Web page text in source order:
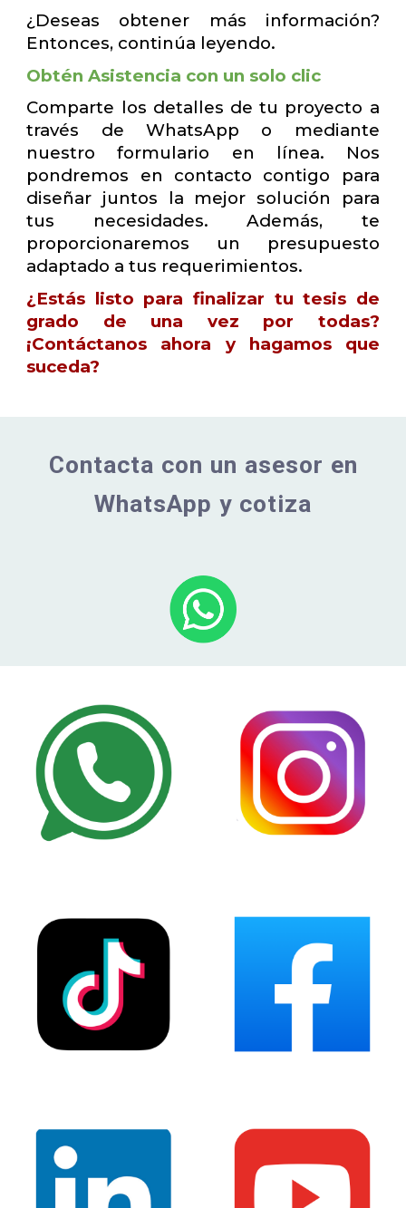
¿Deseas obtener más información?
Entonces, continúa leyendo.
Obtén Asistencia con un solo clic
Comparte los detalles de tu proyecto a
través de WhatsApp o mediante
nuestro formulario en línea. Nos
pondremos en contacto contigo para
diseñar juntos la mejor solución para
tus necesidades. Además, te
proporcionaremos un presupuesto
adaptado a tus requerimientos.
¿Estás listo para finalizar tu tesis de
grado de una vez por todas?
¡Contáctanos ahora y hagamos que
suceda?
Contacta con un asesor en
WhatsApp y cotiza